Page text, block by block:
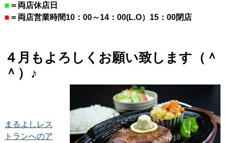
■ ＝両店休店日
■ ＝両店営業時間10：00～14：00(L.O）15：00閉店
４月もよろしくお願い致します（＾
＾）♪
まるよしレス
トランへのア